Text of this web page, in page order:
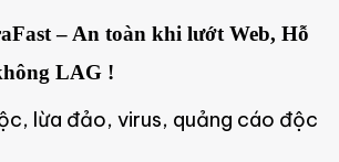
– An toàn khi lướt Web, Hỗ
LAG !
lừa đảo, virus, quảng cáo độc